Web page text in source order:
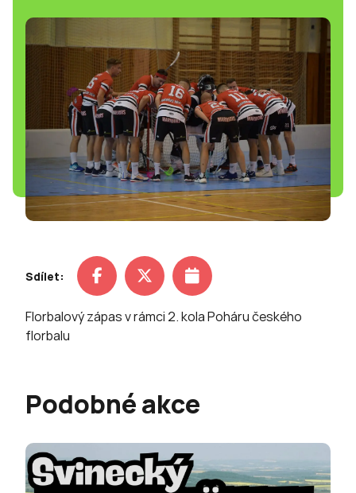
Sdílet:
Florbalový zápas v rámci 2. kola Poháru českého
florbalu
Podobné akce